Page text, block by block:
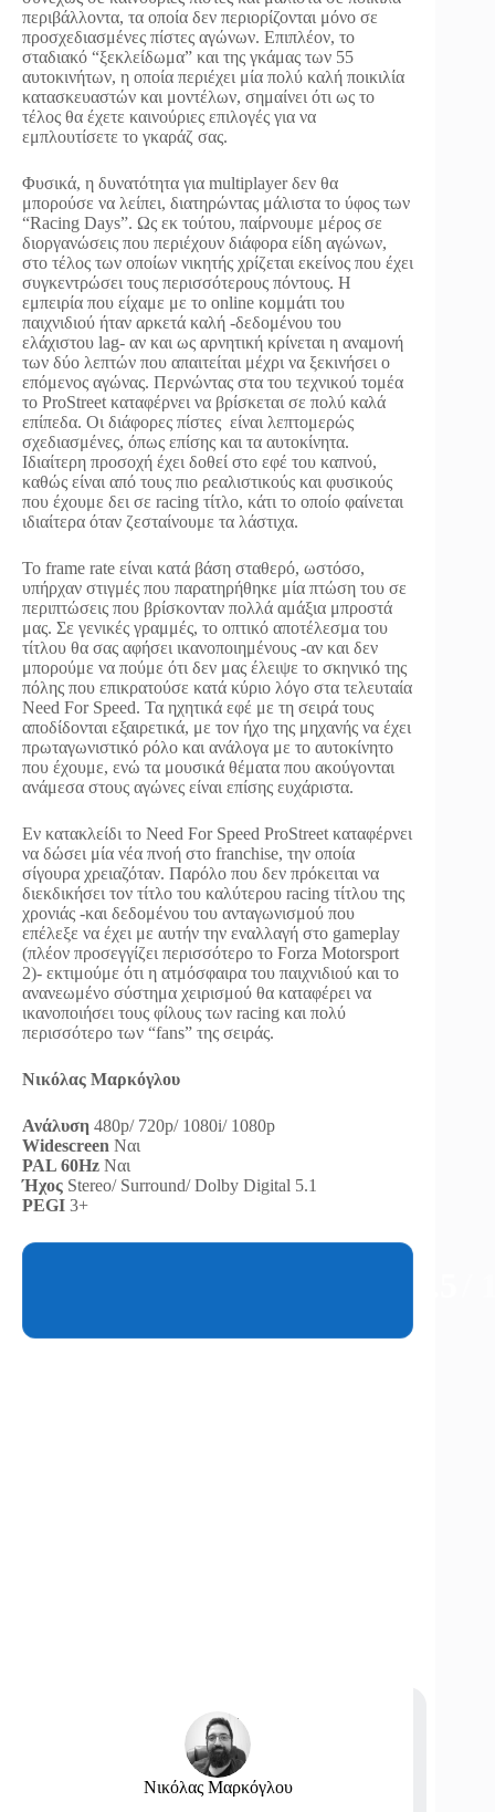
περιβάλλοντα, τα οποία δεν περιορίζονται μόνο σε
προσχεδιασμένες πίστες αγώνων. Επιπλέον, το
σταδιακό “ξεκλείδωμα” και της γκάμας των 55
αυτοκινήτων, η οποία περιέχει μία πολύ καλή ποικιλία
κατασκευαστών και μοντέλων, σημαίνει ότι ως το
τέλος θα έχετε καινούριες επιλογές για να
εμπλουτίσετε το γκαράζ σας.
Φυσικά, η δυνατότητα για multiplayer δεν θα
μπορούσε να λείπει, διατηρώντας μάλιστα το ύφος των
“Racing Days”. Ως εκ τούτου, παίρνουμε μέρος σε
διοργανώσεις που περιέχουν διάφορα είδη αγώνων,
στο τέλος των οποίων νικητής χρίζεται εκείνος που έχει
συγκεντρώσει τους περισσότερους πόντους. Η
εμπειρία που είχαμε με το online κομμάτι του
παιχνιδιού ήταν αρκετά καλή -δεδομένου του
ελάχιστου lag- αν και ως αρνητική κρίνεται η αναμονή
των δύο λεπτών που απαιτείται μέχρι να ξεκινήσει ο
επόμενος αγώνας. Περνώντας στα του τεχνικού τομέα
το ProStreet καταφέρνει να βρίσκεται σε πολύ καλά
επίπεδα. Οι διάφορες πίστες είναι λεπτομερώς
σχεδιασμένες, όπως επίσης και τα αυτοκίνητα.
Ιδιαίτερη προσοχή έχει δοθεί στο εφέ του καπνού,
καθώς είναι από τους πιο ρεαλιστικούς και φυσικούς
που έχουμε δει σε racing τίτλο, κάτι το οποίο φαίνεται
ιδιαίτερα όταν ζεσταίνουμε τα λάστιχα.
Το frame rate είναι κατά βάση σταθερό, ωστόσο,
υπήρχαν στιγμές που παρατηρήθηκε μία πτώση του σε
περιπτώσεις που βρίσκονταν πολλά αμάξια μπροστά
μας. Σε γενικές γραμμές, το οπτικό αποτέλεσμα του
τίτλου θα σας αφήσει ικανοποιημένους -αν και δεν
μπορούμε να πούμε ότι δεν μας έλειψε το σκηνικό της
πόλης που επικρατούσε κατά κύριο λόγο στα τελευταία
Need For Speed. Τα ηχητικά εφέ με τη σειρά τους
αποδίδονται εξαιρετικά, με τον ήχο της μηχανής να έχει
πρωταγωνιστικό ρόλο και ανάλογα με το αυτοκίνητο
που έχουμε, ενώ τα μουσικά θέματα που ακούγονται
ανάμεσα στους αγώνες είναι επίσης ευχάριστα.
Εν κατακλείδι το Need For Speed ProStreet καταφέρνει
να δώσει μία νέα πνοή στο franchise, την οποία
σίγουρα χρειαζόταν. Παρόλο που δεν πρόκειται να
διεκδικήσει τον τίτλο του καλύτερου racing τίτλου της
χρονιάς -και δεδομένου του ανταγωνισμού που
επέλεξε να έχει με αυτήν την εναλλαγή στο gameplay
(πλέον προσεγγίζει περισσότερο το Forza Motorsport
2)- εκτιμούμε ότι η ατμόσφαιρα του παιχνιδιού και το
ανανεωμένο σύστημα χειρισμού θα καταφέρει να
ικανοποιήσει τους φίλους των racing και πολύ
περισσότερο των “fans” της σειράς.
Νικόλας Μαρκόγλου
Ανάλυση 480p/ 720p/ 1080i/ 1080p
Widescreen Ναι
PAL 60Hz Ναι
Ήχος Stereo/ Surround/ Dolby Digital 5.1
PEGI 3+
Νικόλας Μαρκόγλου